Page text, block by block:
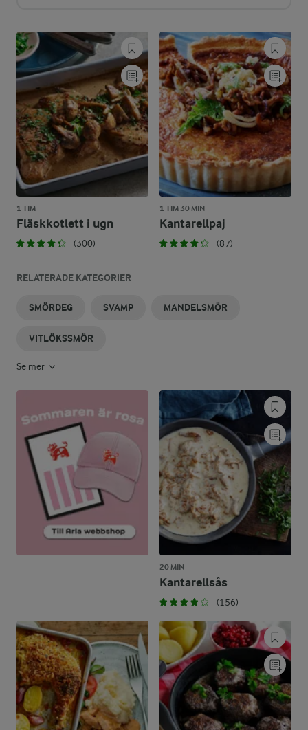
1 TIM
Fläskkotlett i ugn
(300)
1 TIM 30 MIN
Kantarellpaj
(87)
RELATERADE KATEGORIER
SMÖRDEG SVAMP MANDELSMÖR
VITLÖKSSMÖR
Se mer
20 MIN
Kantarellsås
(156)